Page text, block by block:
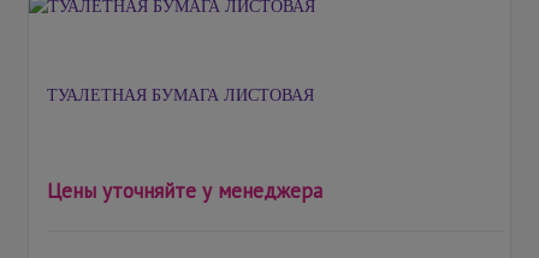
ТУАЛЕТНАЯ БУМАГА ЛИСТОВАЯ
Цены уточняйте у менеджера